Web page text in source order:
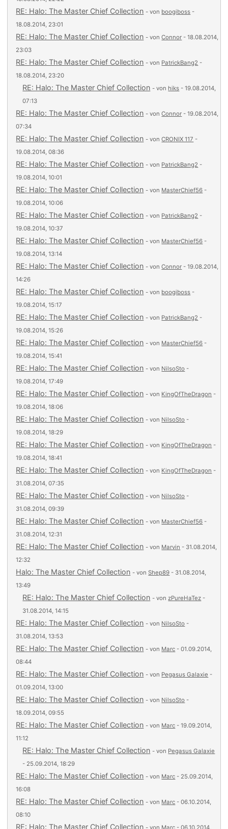
RE: Halo: The Master Chief Collection - von boogiboss -
18.08.2014, 23:01
RE: Halo: The Master Chief Collection - vonConnor - 18.08.2014,
23:03
RE: Halo: The Master Chief Collection - von PatrickBang2 -
18.08.2014, 23:20
RE: Halo: The Master Chief Collection - von hiks - 19.08.2014,
07:13
RE: Halo: The Master Chief Collection - vonConnor - 19.08.2014,
07:34
RE: Halo: The Master Chief Collection - vonCRONIX 117 -
19.08.2014, 08:36
RE: Halo: The Master Chief Collection - von PatrickBang2 -
19.08.2014, 10:01
RE: Halo: The Master Chief Collection - von MasterChief56 -
19.08.2014, 10:06
RE: Halo: The Master Chief Collection - von PatrickBang2 -
19.08.2014, 10:37
RE: Halo: The Master Chief Collection - von MasterChief56 -
19.08.2014, 13:14
RE: Halo: The Master Chief Collection - vonConnor - 19.08.2014,
14:26
RE: Halo: The Master Chief Collection - von boogiboss -
19.08.2014, 15:17
RE: Halo: The Master Chief Collection - von PatrickBang2 -
19.08.2014, 15:26
RE: Halo: The Master Chief Collection - von MasterChief56 -
19.08.2014, 15:41
RE: Halo: The Master Chief Collection - von NilsoSto -
19.08.2014, 17:49
RE: Halo: The Master Chief Collection - von KingOfTheDragon -
19.08.2014, 18:06
RE: Halo: The Master Chief Collection - von NilsoSto -
19.08.2014, 18:29
RE: Halo: The Master Chief Collection - von KingOfTheDragon -
19.08.2014, 18:41
RE: Halo: The Master Chief Collection - von KingOfTheDragon -
31.08.2014, 07:35
RE: Halo: The Master Chief Collection - von NilsoSto -
31.08.2014, 09:39
RE: Halo: The Master Chief Collection - von MasterChief56 -
31.08.2014, 12:31
RE: Halo: The Master Chief Collection - von Marvin - 31.08.2014,
12:32
Halo: The Master Chief Collection - vonShep89 - 31.08.2014,
13:49
RE: Halo: The Master Chief Collection - vonzPureHaTez -
31.08.2014, 14:15
RE: Halo: The Master Chief Collection - von NilsoSto -
31.08.2014, 13:53
RE: Halo: The Master Chief Collection - von Marc - 01.09.2014,
08:44
RE: Halo: The Master Chief Collection - von Pegasus Galaxie -
01.09.2014, 13:00
RE: Halo: The Master Chief Collection - von NilsoSto -
18.09.2014, 09:55
RE: Halo: The Master Chief Collection - von Marc - 19.09.2014,
11:12
RE: Halo: The Master Chief Collection - von Pegasus Galaxie
- 25.09.2014, 18:29
RE: Halo: The Master Chief Collection - von Marc - 25.09.2014,
16:08
RE: Halo: The Master Chief Collection - von Marc - 06.10.2014,
08:10
RE: Halo: The Master Chief Collection